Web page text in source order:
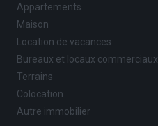
Appartements
Maison
Location de vacances
Bureaux et locaux commerciaux
Terrains
Colocation
Autre immobilier